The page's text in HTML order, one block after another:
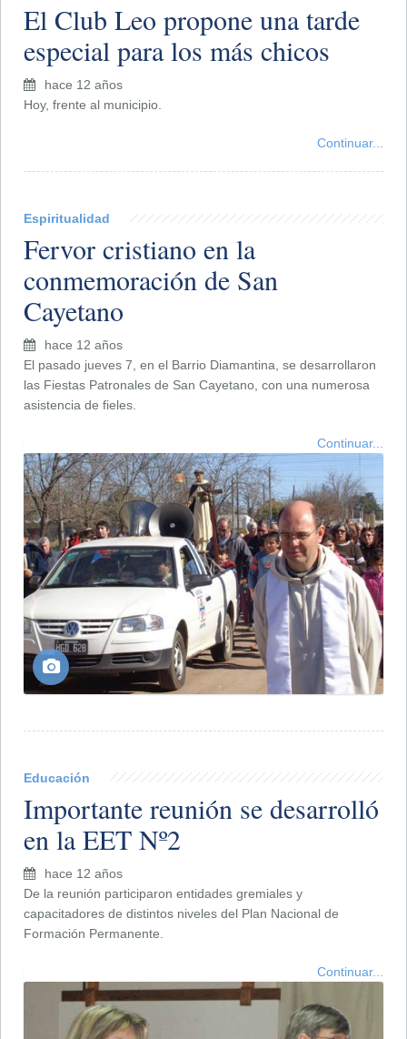
El Club Leo propone una tarde
especial para los más chicos
hace 12 años
Hoy, frente al municipio.
Continuar...
Espiritualidad
Fervor cristiano en la
conmemoración de San
Cayetano
hace 12 años
El pasado jueves 7, en el Barrio Diamantina, se desarrollaron
las Fiestas Patronales de San Cayetano, con una numerosa
asistencia de fieles.
Continuar...
Educación
Importante reunión se desarrolló
en la EET Nº2
hace 12 años
De la reunión participaron entidades gremiales y
capacitadores de distintos niveles del Plan Nacional de
Formación Permanente.
Continuar...